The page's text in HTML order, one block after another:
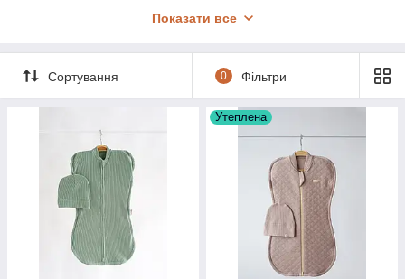
Яку пелюшку вибрати кокон на блискавці або кокон
Скільки потрібно пелюшок? Мій досвід сповивання.
Показати все
Сортування 0 Фільтри
Утеплена